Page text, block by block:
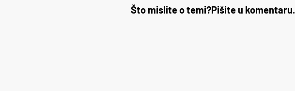
Što mislite o temi?Pišite u komentaru.